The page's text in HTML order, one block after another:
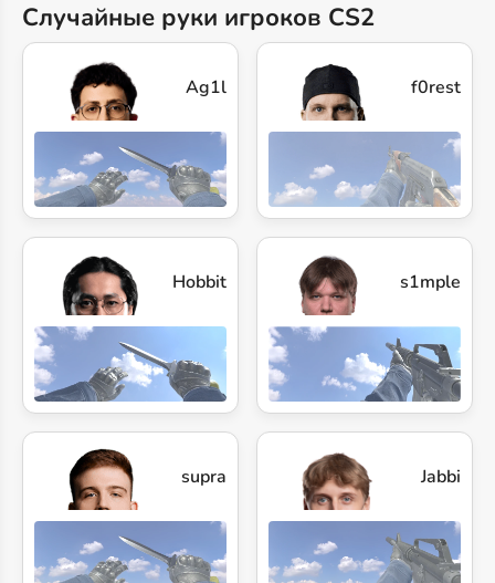
Случайные руки игроков CS2
Ag1l f0rest
Hobbit s1mple
supra Jabbi